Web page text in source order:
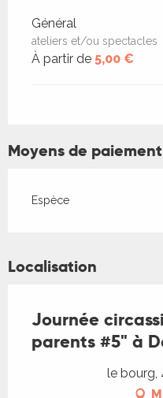
Général
ateliers et/ou spectacles
À partir de 5,00 €
Moyens de paiement
Espèce
Localisation
Journée
parents #5" à
le bourg,